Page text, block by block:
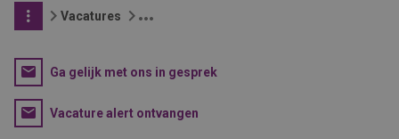
Vacatures
Ga gelijk met ons in gesprek
Vacature alert ontvangen